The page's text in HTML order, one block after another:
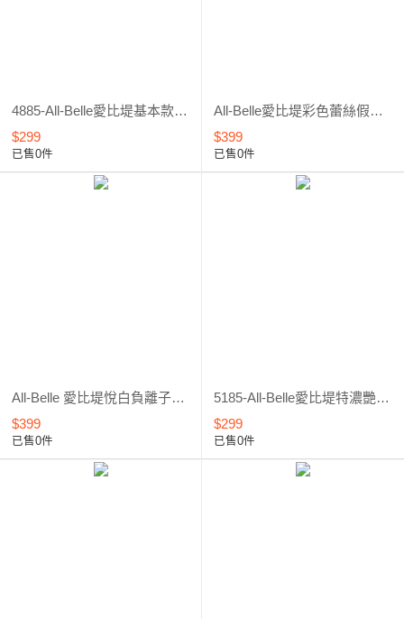
4885-All-Belle愛比堤基本款假睫毛#D4885
$299
已售0件
All-Belle愛比堤彩色蕾絲假睫毛
$399
已售0件
All-Belle 愛比堤悅白負離子美容巾 黃
$399
已售0件
5185-All-Belle愛比堤特濃艷款假睫毛＃C5185
$299
已售0件